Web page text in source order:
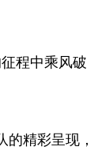
程中乘风破
的精彩呈现，